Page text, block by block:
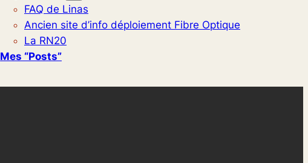
FAQ de Linas
Ancien site d’info déploiement Fibre Optique
La RN20
Mes “posts”